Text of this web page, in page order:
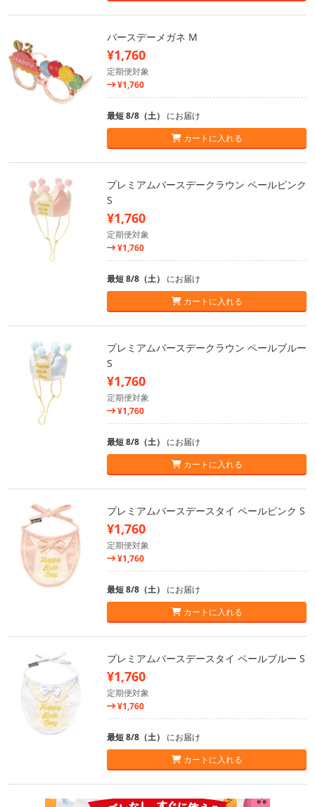
バースデーメガネ M
¥1,760
定期便対象
¥1,760
最短 8/8（土） にお届け
カートに入れる
プレミアムバースデークラウン ペールピンク
S
¥1,760
定期便対象
¥1,760
最短 8/8（土） にお届け
カートに入れる
プレミアムバースデークラウン ペールブルー
S
¥1,760
定期便対象
¥1,760
最短 8/8（土） にお届け
カートに入れる
プレミアムバースデースタイ ペールピンク S
¥1,760
定期便対象
¥1,760
最短 8/8（土） にお届け
カートに入れる
プレミアムバースデースタイ ペールブルー S
¥1,760
定期便対象
¥1,760
最短 8/8（土） にお届け
カートに入れる